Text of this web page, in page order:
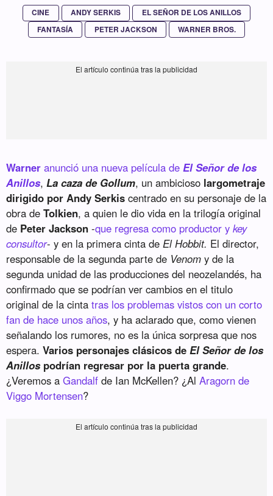
CINE ANDY SERKIS
EL SEÑOR DE LOS ANILLOS
FANTASÍA
PETER JACKSON WARNER BROS.
Warner anunció una nueva película deEl Señor de los
Anillos,La caza de Gollum, un ambicioso largometraje
dirigido por Andy Serkis centrado en su personaje de la
obra deTolkien, a quien le dio vida en la trilogía original
de Peter Jackson -que regresa como productor ykey
consultor- y en la primera cinta deEl Hobbit. El director,
responsable de la segunda parte de Venom y de la
segunda unidad de las producciones del neozelandés, ha
confirmado que se podrían ver cambios en el titulo
original de la cintatras los problemas vistos con un corto
fan de hace unos años, y ha aclarado que, como vienen
señalando los rumores, no es la única sorpresa que nos
espera.Varios personajes clásicos deEl Señor de los
Anillospodrían regresar por la puerta grande.
¿Veremos aGandalf de Ian McKellen? ¿AlAragorn de
Viggo Mortensen?